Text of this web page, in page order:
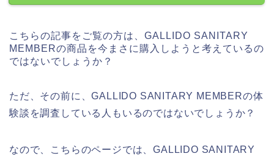
こちらの記事をご覧の方は、GALLIDO SANITARY
MEMBERの商品を今まさに購入しようと考えているの
ではないでしょうか？
ただ、その前に、GALLIDO SANITARY MEMBERの体
験談を調査している人もいるのではないでしょうか？
なので、こちらのページでは、GALLIDO SANITARY